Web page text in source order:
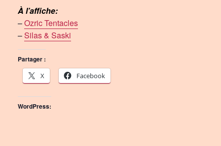
À l’affiche:
–Ozric Tentacles
–Silas & Saski
Partager :
X
Facebook
WordPress: